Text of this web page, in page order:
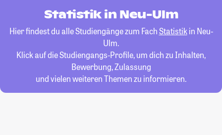
Statistik in Neu-Ulm
Hier findest du alle Studiengänge zum FachStatistikin Neu-
Ulm.
Klick auf die Studiengangs-Profile, um dich zu Inhalten,
Bewerbung, Zulassung
und vielen weiteren Themen zu informieren.